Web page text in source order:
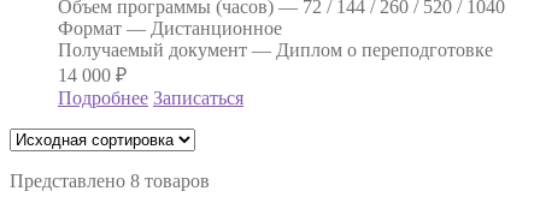
Объем программы (часов) — 72 / 144 / 260 / 520 / 1040
Формат — Дистанционное
Получаемый документ — Диплом о переподготовке
14 000 ₽
Подробнее Записаться
Представлено 8 товаров